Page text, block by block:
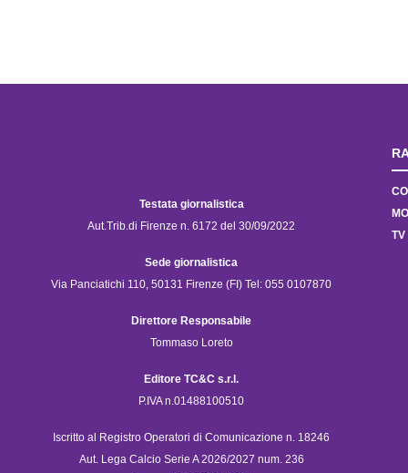
Testata giornalistica
Aut.Trib.di Firenze n. 6172 del 30/09/2022
Sede giornalistica
Via Panciatichi 110, 50131 Firenze (FI) Tel: 055 0107870
Direttore Responsabile
Tommaso Loreto
Editore TC&C s.r.l.
P.IVA n.01488100510
Iscritto al Registro Operatori di Comunicazione n. 18246
Aut. Lega Calcio Serie A 2026/2027 num. 236
TV